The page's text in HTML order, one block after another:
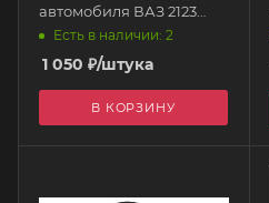
автомобиля ВАЗ 2123
(РЕЗИСТОР)
21230130050000 Тольятти
Есть в наличии: 2
1 050 ₽/штука
В КОРЗИНУ